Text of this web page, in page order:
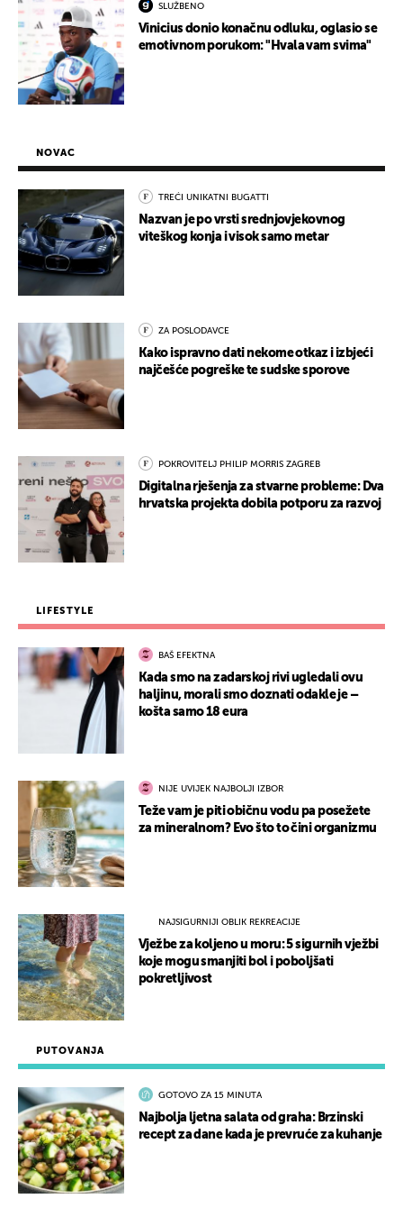
SLUŽBENO
Vinicius donio konačnu odluku, oglasio se
emotivnom porukom: "Hvala vam svima"
PUTOVANJA
GOTOVO ZA 15 MINUTA
Najbolja ljetna salata od graha: Brzinski
recept za dane kada je prevruće za kuhanje
NOVAC
TREĆI UNIKATNI BUGATTI
Nazvan je po vrsti srednjovjekovnog
viteškog konja i visok samo metar
ZA POSLODAVCE
Kako ispravno dati nekome otkaz i izbjeći
najčešće pogreške te sudske sporove
POKROVITELJ PHILIP MORRIS ZAGREB
Digitalna rješenja za stvarne probleme: Dva
hrvatska projekta dobila potporu za razvoj
LIFESTYLE
BAŠ EFEKTNA
Kada smo na zadarskoj rivi ugledali ovu
haljinu, morali smo doznati odakle je –
košta samo 18 eura
NIJE UVIJEK NAJBOLJI IZBOR
Teže vam je piti običnu vodu pa posežete
za mineralnom? Evo što to čini organizmu
NAJSIGURNIJI OBLIK REKREACIJE
Vježbe za koljeno u moru: 5 sigurnih vježbi
koje mogu smanjiti bol i poboljšati
pokretljivost